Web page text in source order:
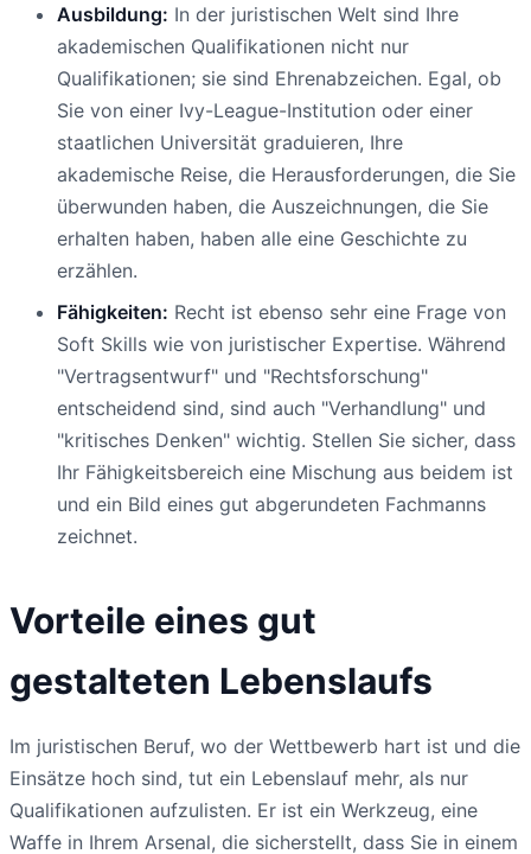
Ausbildung: In der juristischen Welt sind Ihre
akademischen Qualifikationen nicht nur
Qualifikationen; sie sind Ehrenabzeichen. Egal, ob
Sie von einer Ivy-League-Institution oder einer
staatlichen Universität graduieren, Ihre
akademische Reise, die Herausforderungen, die Sie
überwunden haben, die Auszeichnungen, die Sie
erhalten haben, haben alle eine Geschichte zu
erzählen.
Fähigkeiten: Recht ist ebenso sehr eine Frage von
Soft Skills wie von juristischer Expertise. Während
"Vertragsentwurf" und "Rechtsforschung"
entscheidend sind, sind auch "Verhandlung" und
"kritisches Denken" wichtig. Stellen Sie sicher, dass
Ihr Fähigkeitsbereich eine Mischung aus beidem ist
und ein Bild eines gut abgerundeten Fachmanns
zeichnet.
Vorteile eines gut
gestalteten Lebenslaufs
Im juristischen Beruf, wo der Wettbewerb hart ist und die
Einsätze hoch sind, tut ein Lebenslauf mehr, als nur
Qualifikationen aufzulisten. Er ist ein Werkzeug, eine
Waffe in Ihrem Arsenal, die sicherstellt, dass Sie in einem